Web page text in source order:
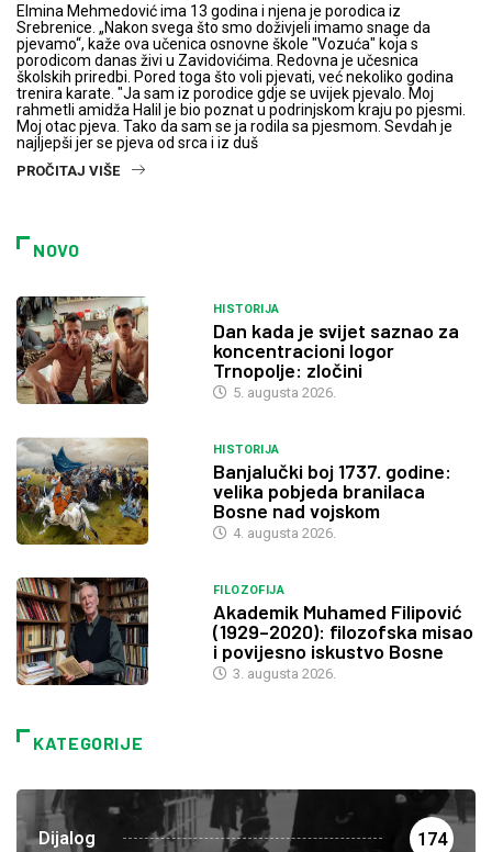
Elmina Mehmedović ima 13 godina i njena je porodica iz
Srebrenice. „Nakon svega što smo doživjeli imamo snage da
pjevamo“, kaže ova učenica osnovne škole "Vozuća" koja s
porodicom danas živi u Zavidovićima. Redovna je učesnica
školskih priredbi. Pored toga što voli pjevati, već nekoliko godina
trenira karate. "Ja sam iz porodice gdje se uvijek pjevalo. Moj
rahmetli amidža Halil je bio poznat u podrinjskom kraju po pjesmi.
Moj otac pjeva. Tako da sam se ja rodila sa pjesmom. Sevdah je
najljepši jer se pjeva od srca i iz duš
PROČITAJ VIŠE
NOVO
HISTORIJA
Dan kada je svijet saznao za
koncentracioni logor
Trnopolje: zločini
5. augusta 2026.
HISTORIJA
Banjalučki boj 1737. godine:
velika pobjeda branilaca
Bosne nad vojskom
4. augusta 2026.
FILOZOFIJA
Akademik Muhamed Filipović
(1929–2020): filozofska misao
i povijesno iskustvo Bosne
3. augusta 2026.
KATEGORIJE
Dijalog 174